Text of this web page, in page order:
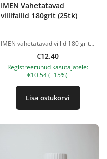
IMEN Vahetatavad
viilifailid 180grit (25tk)
IMEN vahetatavad viilid 180 grit on ühekordsed isekleepuvad poolkuu kujulised viilid, mis on mõeldud kasutamiseks IMEN plastikust vahetatavate viilide alusega. Karedus 180 grit sobib küünte pikkuse ja kuju korrigeerimiseks, naturaalsete ja kunstküünte viilimiseks, küüneplaadi ettevalmistamiseks ning tugevamate nahapiirkondade töötlemiseks viilmaniküüris. Tugev liimikiht kinnitab viili töö ajal kindlalt alusele. Pärast protseduuri saab kasutatud abrasiivi hõlpsalt eemaldada ja ära visata, mis aitab järgida klientidega töötamisel hügieeninõudeid. Eelised karedus 180 grit; sobib maniküüriks ja viilmaniküüriks; Half Moon ehk poolkuu kuju; isekleepuv tagakülg; kindel fikseerimine töö ajal; ühekordseks kasutamiseks; mugav professionaalseks tööks; võimaldab kasutada iga kliendi jaoks uut viili. Pakendis: 25 tk. IMEN plastikust alus müüakse eraldi. Tootepildid on illustratiivsed. Küsimuste korral ootame alati Sinu meili nanatallinn@gmail.com
€12.40
Registreerunud kasutajatele:
€10.54 (−15%)
Lisa ostukorvi